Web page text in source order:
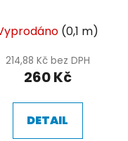
(0,1 m)
214,88 Kč bez DPH
260 Kč
DETAIL